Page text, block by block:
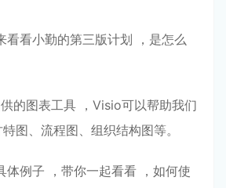
看看⼩勤的第三版计划 ，是怎么
的图表⼯具 ，Visio可以帮助我们
图、流程图、组织结构图等。
体例⼦ ，带你⼀起看看 ，如何使